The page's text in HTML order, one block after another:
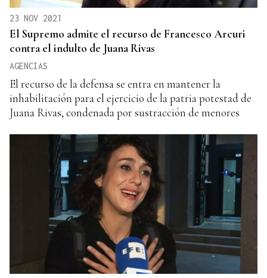
23 NOV 2021
El Supremo admite el recurso de Francesco Arcuri
contra el indulto de Juana Rivas
AGENCIAS
El recurso de la defensa se entra en mantener la
inhabilitación para el ejercicio de la patria potestad de
Juana Rivas, condenada por sustracción de menores